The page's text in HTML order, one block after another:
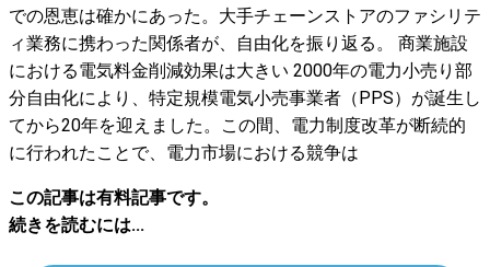
での恩恵は確かにあった。大手チェーンストアのファシリテ
ィ業務に携わった関係者が、自由化を振り返る。 商業施設
における電気料金削減効果は大きい 2000年の電力小売り部
分自由化により、特定規模電気小売事業者（PPS）が誕生し
てから20年を迎えました。この間、電力制度改革が断続的
に行われたことで、電力市場における競争は
この記事は有料記事です。
続きを読むには...